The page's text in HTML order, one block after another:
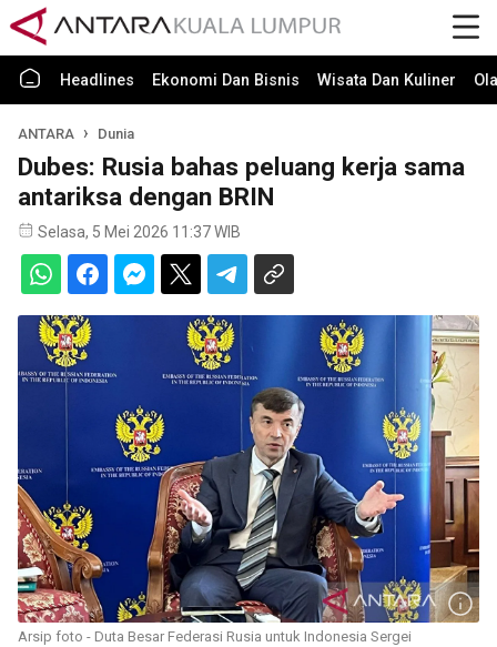
Headlines Ekonomi Dan Bisnis Wisata Dan Kuliner
ANTARA Dunia
Dubes: Rusia bahas peluang kerja sama
antariksa dengan BRIN
Selasa, 5 Mei 2026 11:37 WIB
Arsip foto - Duta Besar Federasi Rusia untuk Indonesia Sergei